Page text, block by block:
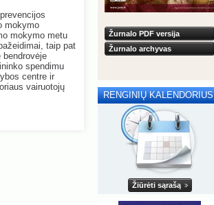
mokymo
mokymo metu
taip pat
spendimu
centre ir
vairuotojų
Žurnalo PDF versija
Žurnalo archyvas
RENGINIŲ KALENDORIUS
Žiūrėti sąrašą